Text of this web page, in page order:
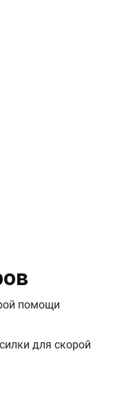
помощи
для скорой